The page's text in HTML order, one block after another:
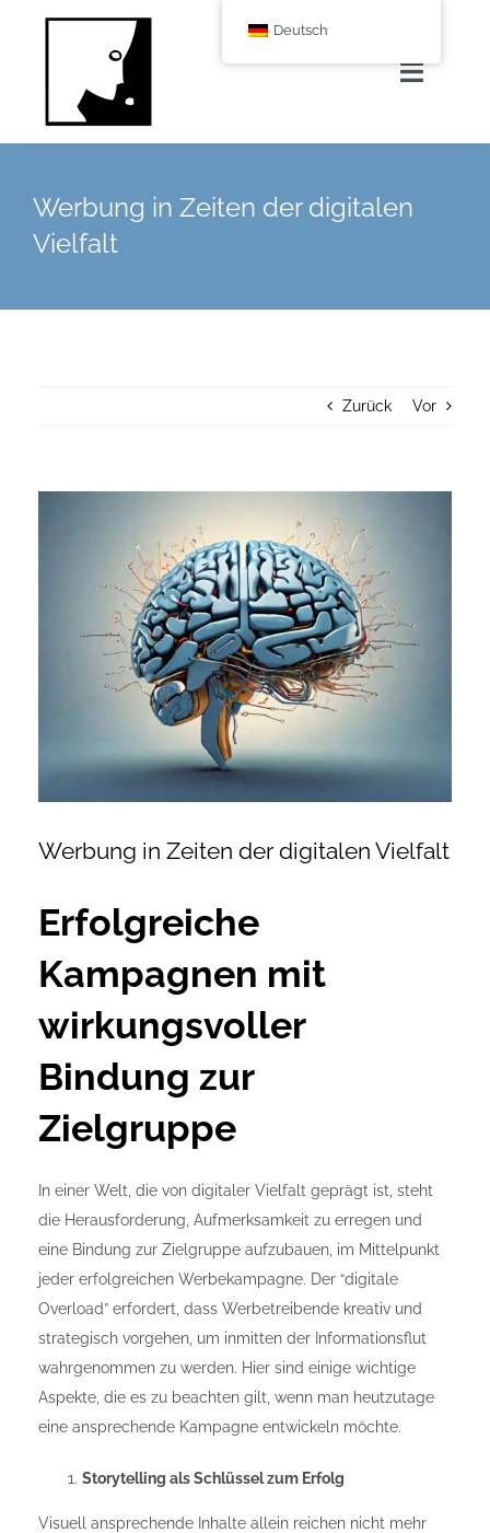
Über uns
Newsletter
Datenschutzerklärung
Impressum
Werbung in Zeiten der digitalen
Vielfalt
Zurück Vor
Werbung in Zeiten der digitalen Vielfalt
Erfolgreiche
Kampagnen mit
wirkungsvoller
Bindung zur
Zielgruppe
In einer Welt, die von digitaler Vielfalt geprägt ist, steht
die Herausforderung, Aufmerksamkeit zu erregen und
eine Bindung zur Zielgruppe aufzubauen, im Mittelpunkt
jeder erfolgreichen Werbekampagne. Der “digitale
Overload” erfordert, dass Werbetreibende kreativ und
strategisch vorgehen, um inmitten der Informationsflut
wahrgenommen zu werden. Hier sind einige wichtige
Aspekte, die es zu beachten gilt, wenn man heutzutage
eine ansprechende Kampagne entwickeln möchte.
Storytelling als Schlüssel zum Erfolg
Visuell ansprechende Inhalte allein reichen nicht mehr
Deutsch